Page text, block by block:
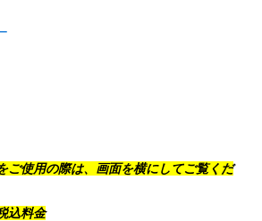
ご使用の際は、画面を横にしてご覧くだ
込料金